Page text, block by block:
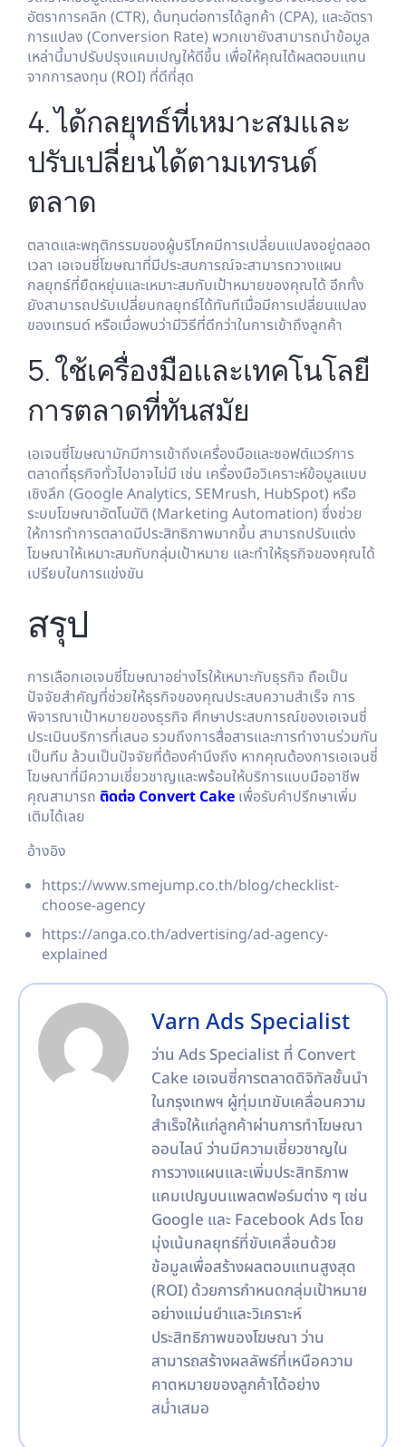
อัตราการคลิก (CTR), ต้นทุนต่อการได้ลูกค้า (CPA), และอัตรา
การแปลง (Conversion Rate) พวกเขายังสามารถนำข้อมูล
เหล่านี้มาปรับปรุงแคมเปญให้ดีขึ้น เพื่อให้คุณได้ผลตอบแทน
จากการลงทุน (ROI) ที่ดีที่สุด
4. ได้กลยุทธ์ที่เหมาะสมและ
ปรับเปลี่ยนได้ตามเทรนด์
ตลาด
ตลาดและพฤติกรรมของผู้บริโภคมีการเปลี่ยนแปลงอยู่ตลอด
เวลา เอเจนซี่โฆษณาที่มีประสบการณ์จะสามารถวางแผน
กลยุทธ์ที่ยืดหยุ่นและเหมาะสมกับเป้าหมายของคุณได้ อีกทั้ง
ยังสามารถปรับเปลี่ยนกลยุทธ์ได้ทันทีเมื่อมีการเปลี่ยนแปลง
ของเทรนด์ หรือเมื่อพบว่ามีวิธีที่ดีกว่าในการเข้าถึงลูกค้า
5. ใช้เครื่องมือและเทคโนโลยี
การตลาดที่ทันสมัย
เอเจนซี่โฆษณามักมีการเข้าถึงเครื่องมือและซอฟต์แวร์การ
ตลาดที่ธุรกิจทั่วไปอาจไม่มี เช่น เครื่องมือวิเคราะห์ข้อมูลแบบ
เชิงลึก (Google Analytics, SEMrush, HubSpot) หรือ
ระบบโฆษณาอัตโนมัติ (Marketing Automation) ซึ่งช่วย
ให้การทำการตลาดมีประสิทธิภาพมากขึ้น สามารถปรับแต่ง
โฆษณาให้เหมาะสมกับกลุ่มเป้าหมาย และทำให้ธุรกิจของคุณได้
เปรียบในการแข่งขัน
สรุป
การเลือกเอเจนซี่โฆษณาอย่างไรให้เหมาะกับธุรกิจ ถือเป็น
ปัจจัยสำคัญที่ช่วยให้ธุรกิจของคุณประสบความสำเร็จ การ
พิจารณาเป้าหมายของธุรกิจ ศึกษาประสบการณ์ของเอเจนซี่
ประเมินบริการที่เสนอ รวมถึงการสื่อสารและการทำงานร่วมกัน
เป็นทีม ล้วนเป็นปัจจัยที่ต้องคำนึงถึง หากคุณต้องการเอเจนซี่
โฆษณาที่มีความเชี่ยวชาญและพร้อมให้บริการแบบมืออาชีพ
คุณสามารถ ติดต่อ Convert Cake เพื่อรับคำปรึกษาเพิ่ม
เติมได้เลย
อ้างอิง
https://www.smejump.co.th/blog/checklist-
choose-agency
https://anga.co.th/advertising/ad-agency-
explained
Varn Ads Specialist
ว่าน Ads Specialist ที่ Convert
Cake เอเจนซี่การตลาดดิจิทัลชั้นนำ
ในกรุงเทพฯ ผู้ทุ่มเทขับเคลื่อนความ
สำเร็จให้แก่ลูกค้าผ่านการทำโฆษณา
ออนไลน์ ว่านมีความเชี่ยวชาญใน
การวางแผนและเพิ่มประสิทธิภาพ
แคมเปญบนแพลตฟอร์มต่าง ๆ เช่น
Google และ Facebook Ads โดย
มุ่งเน้นกลยุทธ์ที่ขับเคลื่อนด้วย
ข้อมูลเพื่อสร้างผลตอบแทนสูงสุด
(ROI) ด้วยการกำหนดกลุ่มเป้าหมาย
อย่างแม่นยำและวิเคราะห์
ประสิทธิภาพของโฆษณา ว่าน
สามารถสร้างผลลัพธ์ที่เหนือความ
คาดหมายของลูกค้าได้อย่าง
สม่ำเสมอ